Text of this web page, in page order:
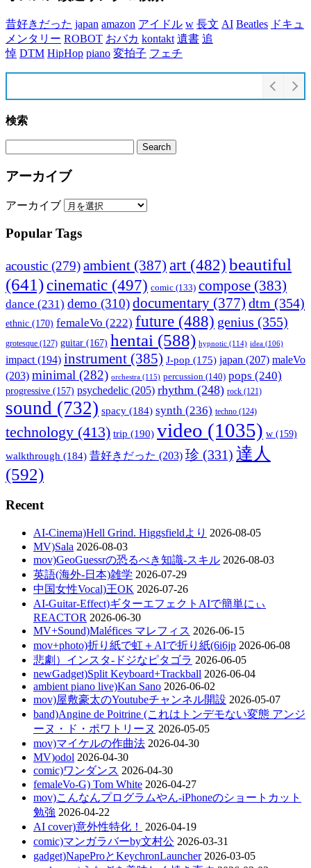
昔好きだった japan amazon アイドル w 長文 AI Beatles ドキュ
メンタリー ROBOT おバカ kontakt 遺書 追
悼 DTM HipHop piano 変拍子 フェチ
検索
アーカイブ
アーカイブ
Popular Tags
acoustic (279)ambient (387) art(482) beautiful
(641)cinematic (497) comic (133) compose (383)
dance (231) demo (310)documentary (377) dtm (354)
ethnic (170) femaleVo (222) future (488) genius (355)
grotesque (127) guitar (167) hentai (588) hypnotic (114) idea (106)
impact (194) instrument (385) J-pop (175) japan (207) maleVo
(203) minimal (282) orchestra (115) percussion (140) pops (240)
progressive (157) psychedelic (205) rhythm (248) rock (121)
sound (732) spacy (184) synth (236) techno (124)
technology (413) trip (190) video (1035) w (159)
walkthrough (184) 昔好きだった (203) 珍 (331) 達人
(592)
Recent
AI-Cinema)Hell Grind. Higgsfieldより 2026-08-05
MV)Sala 2026-08-03
mov)GeoGuessrの恐るべき知識-スキル 2026-08-03
英語(海外-日本)雑学 2026-07-29
中国女性Vocal)王OK 2026-07-26
AI-Guitar-Effect)ギターエフェクトAIで簡単にぃ
REACTOR 2026-06-30
MV+Sound)Maléfices マレフィス 2026-06-15
mov+photo)折り紙で虹＋AIで折り紙(6i6jp 2026-06-08
悲劇）インスタ-ドジなピタゴラ 2026-06-05
newGadget)Split Keyboard+Trackball 2026-06-04
ambient piano live)Kan Sano 2026-06-02
mov)屋敷豪太のYoutubeチャンネル開設 2026-05-07
band)Angine de Poitrine (これはトンデモない変態 アンジ
ーヌ・ド・ポワトリーヌ 2026-05-05
mov)マイケルの作曲法 2026-04-30
MV)odol 2026-04-30
comic)ワンダンス 2026-04-30
femaleVo-G) Tom White 2026-04-27
mov)こんなんプログラムやん-iPhoneのショートカット
勉強 2026-04-22
AI cover)意外性特化！
2026-04-19
comic)マンガラバーby文村公 2026-03-31
gadget)NapeProとKeychronLauncher 2026-03-05